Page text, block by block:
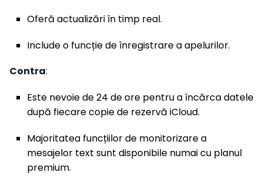
Oferă actualizări în timp real.
Include o funcție de înregistrare a apelurilor.
Contra:
Este nevoie de 24 de ore pentru a încărca datele
după fiecare copie de rezervă iCloud.
Majoritatea funcțiilor de monitorizare a
mesajelor text sunt disponibile numai cu planul
premium.